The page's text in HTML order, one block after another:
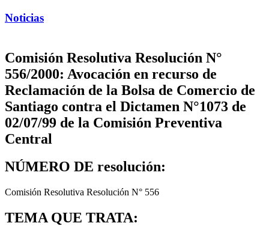
Noticias
Comisión Resolutiva Resolución N°
556/2000: Avocación en recurso de
Reclamación de la Bolsa de Comercio de
Santiago contra el Dictamen N°1073 de
02/07/99 de la Comisión Preventiva
Central
NÚMERO DE resolución:
Comisión Resolutiva Resolución N° 556
TEMA QUE TRATA: